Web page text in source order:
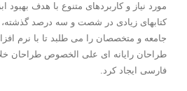
مورد نیاز و کاربردهای متنوع با هدف بهبود
کتابهای زیادی در شصت و سه درصد گذشته،
جامعه و متخصصان را می طلبد تا با نرم
طراحان رایانه ای علی الخصوص طراحان
فارسی ایجاد کرد.